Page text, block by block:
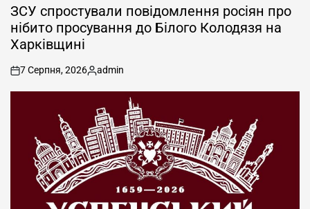
У
ЗСУ спростували повідомлення росіян про
нібито просування до Білого Колодязя на
Харківщині
on
7 Серпня, 2026
Опубліковано
admin